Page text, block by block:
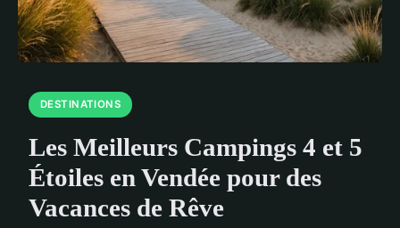
DESTINATIONS
Les Meilleurs Campings 4 et 5
Étoiles en Vendée pour des
Vacances de Rêve